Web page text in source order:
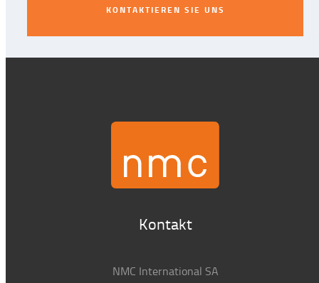
KONTAKTIEREN SIE UNS
KONTAKTIEREN SIE UNS
Kontakt
NMC International SA